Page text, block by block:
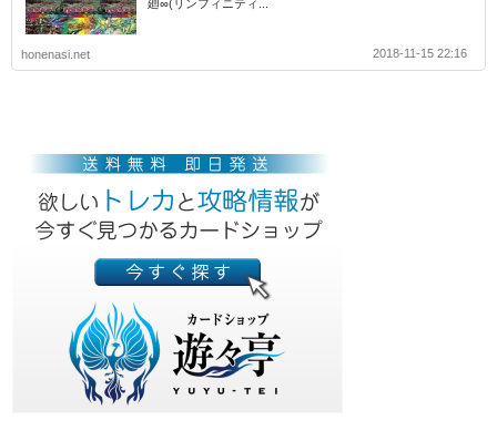
廻∞(リンフィニティ...
honenasi.net 2018-11-15 22:16